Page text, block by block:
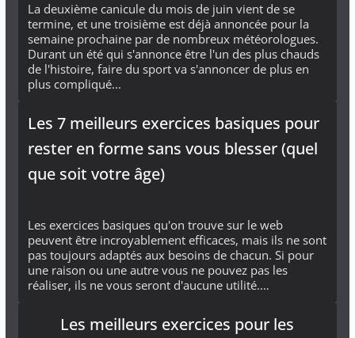
La deuxième canicule du mois de juin vient de se
termine, et une troisième est déjà annoncée pour la
semaine prochaine par de nombreux météorologues.
Durant un été qui s'annonce être l'un des plus chauds
de l'histoire, faire du sport va s'annoncer de plus en
plus compliqué...
Les 7 meilleurs exercices basiques pour
rester en forme sans vous blesser (quel
que soit votre âge)
Les exercices basiques qu'on trouve sur le web
peuvent être incroyablement efficaces, mais ils ne sont
pas toujours adaptés aux besoins de chacun. Si pour
une raison ou une autre vous ne pouvez pas les
réaliser, ils ne vous seront d'aucune utilité.…
Les meilleurs exercices pour les